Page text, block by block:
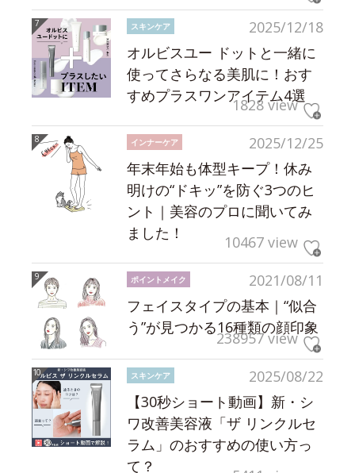
2025/12/18
スキンケア
オルビスユー ドットと一緒に
使ってさらなる美肌に！おす
すめプラスワンアイテム4選
1828 view
2025/12/25
インナーケア
年末年始も体型キープ！休み
明けの“ドキッ”を防ぐ3つのヒ
ント｜美容のプロに聞いてみ
ました！
10467 view
2021/08/11
ポイントメイク
フェイスタイプの基本｜“似合
う”が見つかる16種類の顔印象
238957 view
2025/08/22
スキンケア
【30秒ショート動画】新・シ
ワ改善美容液「ザ リンクルセ
ラム」のおすすめの使い方っ
て？